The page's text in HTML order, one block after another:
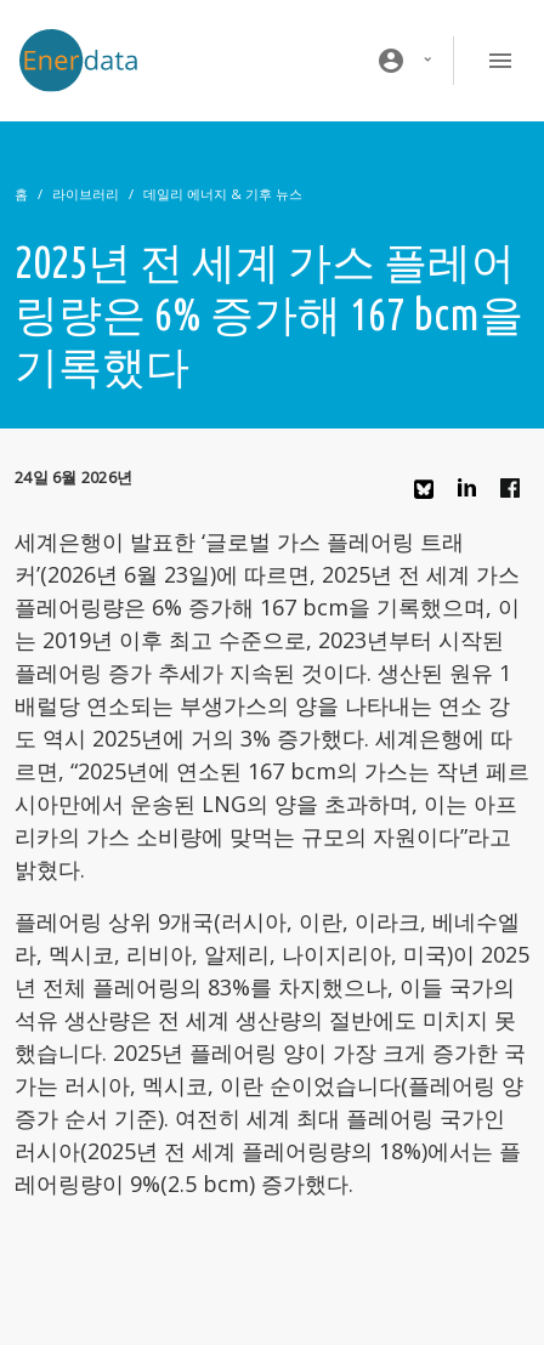
account_circle
홈 라이브러리 데일리 에너지 & 기후 뉴스
2025년 전 세계 가스 플레어
링량은 6% 증가해 167 bcm을
기록했다
24일 6월 2026년
세계은행이 발표한 ‘글로벌 가스 플레어링 트래
커’(2026년 6월 23일)에 따르면, 2025년 전 세계 가스
플레어링량은 6% 증가해 167 bcm을 기록했으며, 이
는 2019년 이후 최고 수준으로, 2023년부터 시작된
플레어링 증가 추세가 지속된 것이다. 생산된 원유 1
배럴당 연소되는 부생가스의 양을 나타내는 연소 강
도 역시 2025년에 거의 3% 증가했다. 세계은행에 따
르면, “2025년에 연소된 167 bcm의 가스는 작년 페르
시아만에서 운송된 LNG의 양을 초과하며, 이는 아프
리카의 가스 소비량에 맞먹는 규모의 자원이다”라고
밝혔다.
플레어링 상위 9개국(러시아, 이란, 이라크, 베네수엘
라, 멕시코, 리비아, 알제리, 나이지리아, 미국)이 2025
년 전체 플레어링의 83%를 차지했으나, 이들 국가의
석유 생산량은 전 세계 생산량의 절반에도 미치지 못
했습니다. 2025년 플레어링 양이 가장 크게 증가한 국
가는 러시아, 멕시코, 이란 순이었습니다(플레어링 양
증가 순서 기준). 여전히 세계 최대 플레어링 국가인
러시아(2025년 전 세계 플레어링량의 18%)에서는 플
레어링량이 9%(2.5 bcm) 증가했다.